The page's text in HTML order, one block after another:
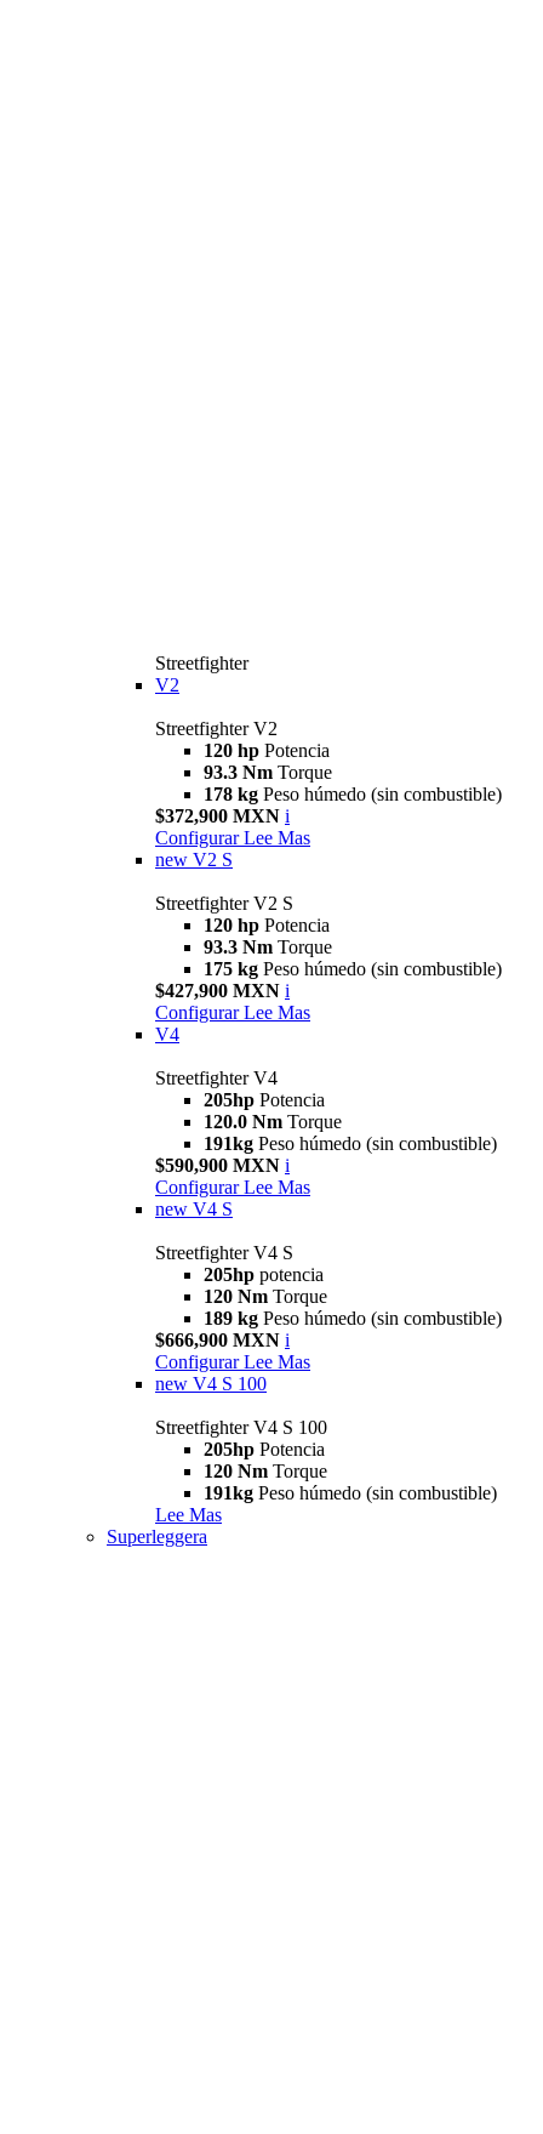
Streetfighter
V2
Streetfighter V2
120 hp Potencia
93.3 Nm Torque
178 kg Peso húmedo (sin combustible)
$372,900 MXN i
Configurar Lee Mas
new V2 S
Streetfighter V2 S
120 hp Potencia
93.3 Nm Torque
175 kg Peso húmedo (sin combustible)
$427,900 MXN i
Configurar Lee Mas
V4
Streetfighter V4
205hp Potencia
120.0 Nm Torque
191kg Peso húmedo (sin combustible)
$590,900 MXN i
Configurar Lee Mas
new V4 S
Streetfighter V4 S
205hp potencia
120 Nm Torque
189 kg Peso húmedo (sin combustible)
$666,900 MXN i
Configurar Lee Mas
new V4 S 100
Streetfighter V4 S 100
205hp Potencia
120 Nm Torque
191kg Peso húmedo (sin combustible)
Lee Mas
Superleggera